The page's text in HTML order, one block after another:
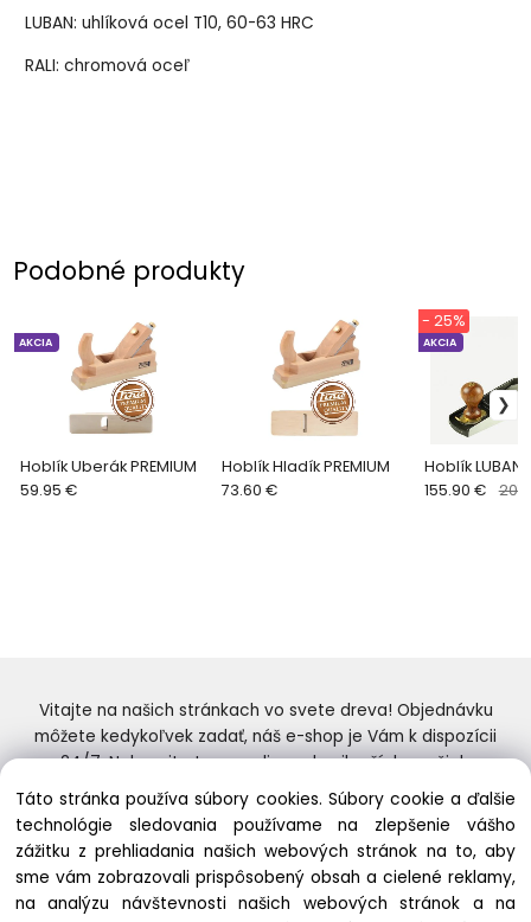
LUBAN: uhlíková ocel T10, 60-63 HRC
RALI: chromová oceľ
Podobné produkty
Hoblík Uberák PREMIUM
AKCIA
59.95 €
Hoblík Hladík PREMIUM
73.60 €
Hoblík LUBAN
AKCIA
- 25%
155.90 €
Vitajte na našich stránkach vo svete dreva! Objednávku
môžete kedykoľvek zadať, náš e-shop je Vám k dispozícii
24/7. Nakupujte tovar online od najlepších značiek.
Skvelý výber a ceny. Tiež si nenechajte ujsť naše
prebiehajúce ponuky! Prajeme Vám príjemné nakupovanie.
Táto stránka používa súbory cookies. Súbory cookie a ďalšie
technológie sledovania používame na zlepšenie vášho
zážitku z prehliadania našich webových stránok na to, aby
sme vám zobrazovali prispôsobený obsah a cielené reklamy,
na analýzu návštevnosti našich webových stránok a na